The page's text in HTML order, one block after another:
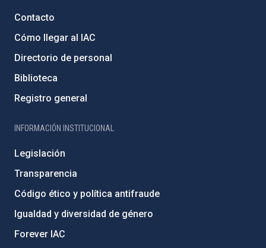
Contacto
Cómo llegar al IAC
Directorio de personal
Biblioteca
Registro general
INFORMACIÓN INSTITUCIONAL
Legislación
Transparencia
Código ético y política antifraude
Igualdad y diversidad de género
Forever IAC